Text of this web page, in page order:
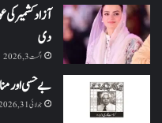
آزاد کشمیر
دی
اگست 3, 2026
بے حسی اور
جولائی 31, 2026